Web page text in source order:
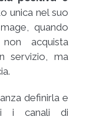
unica nel suo
quando
acquista
servizio, ma
definirla e
i canali di